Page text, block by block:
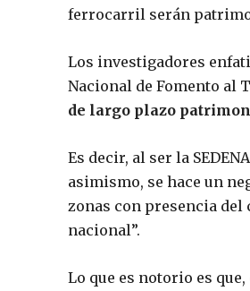
ferrocarril serán
Los investigadores
Nacional de Fomento al
de largo plazo
Es decir, al ser la
asimismo, se hace un
zonas con presencia
nacional”.
Lo que es notorio es